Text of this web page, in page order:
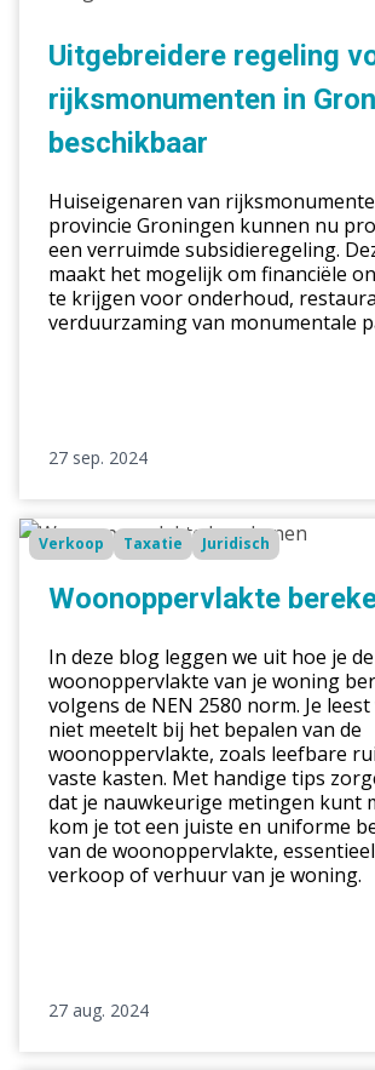
rijksmonumenten
Groningen
beschikbaar
Uitgebreidere regeling
rijksmonumenten in
beschikbaar
Huiseigenaren van
provincie Groningen kunnen nu
een verruimde subsidieregeling.
maakt het mogelijk om financiële
te krijgen voor onderhoud,
verduurzaming van monumentale
27 sep. 2024
Woonoppervlakte
berekenen
Verkoop Taxatie Juridisch
Woonoppervlakte
In deze blog leggen we uit hoe je de
woonoppervlakte van je woning
volgens de NEN 2580 norm. Je
niet meetelt bij het bepalen van de
woonoppervlakte, zoals leefbare
vaste kasten. Met handige tips
dat je nauwkeurige metingen kunt
kom je tot een juiste en uniforme
van de woonoppervlakte,
verkoop of verhuur van je woning.
27 aug. 2024